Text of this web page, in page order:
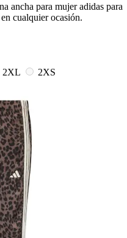
ancha para mujer adidas para
cualquier ocasión.
2XL
2XS